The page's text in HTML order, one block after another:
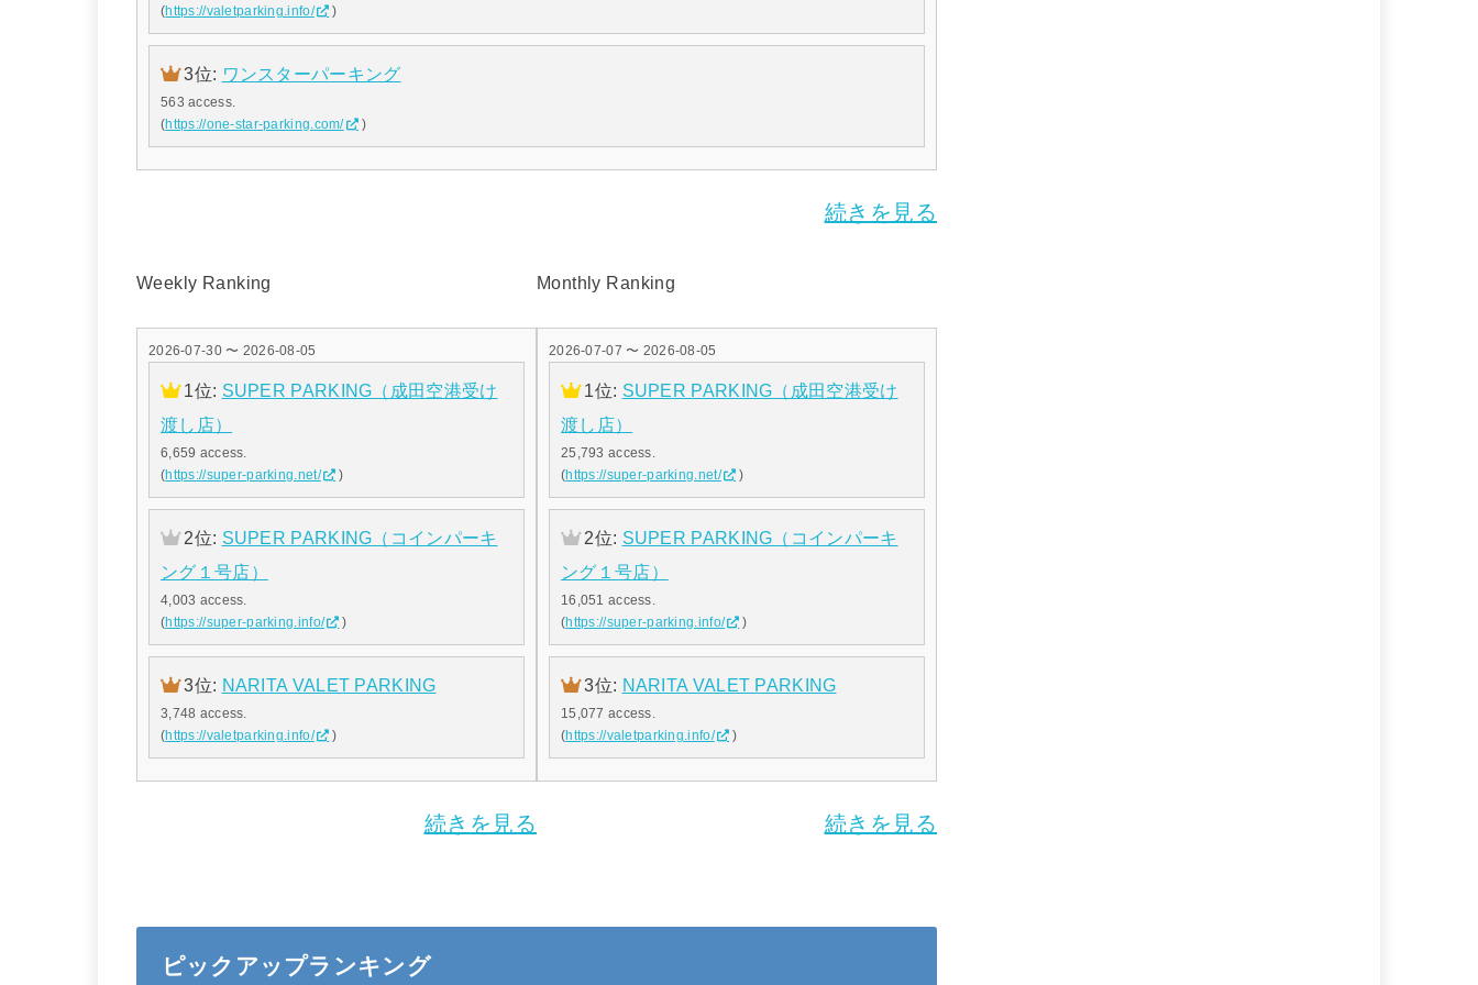
(https://valetparking.info/ )
3位: ワンスターパーキング
563 access.
(https://one-star-parking.com/ )
続きを見る
Weekly Ranking
2026-07-30 〜 2026-08-05
1位: SUPER PARKING（成田空港受け
渡し店）
6,659 access.
(https://super-parking.net/ )
2位: SUPER PARKING（コインパーキ
ング１号店）
4,003 access.
(https://super-parking.info/ )
3位: NARITA VALET PARKING
3,748 access.
(https://valetparking.info/ )
続きを見る
Monthly Ranking
2026-07-07 〜 2026-08-05
1位: SUPER PARKING（成田空港受け
渡し店）
25,793 access.
(https://super-parking.net/ )
2位: SUPER PARKING（コインパーキ
ング１号店）
16,051 access.
(https://super-parking.info/ )
3位: NARITA VALET PARKING
15,077 access.
(https://valetparking.info/ )
続きを見る
ピックアップランキング